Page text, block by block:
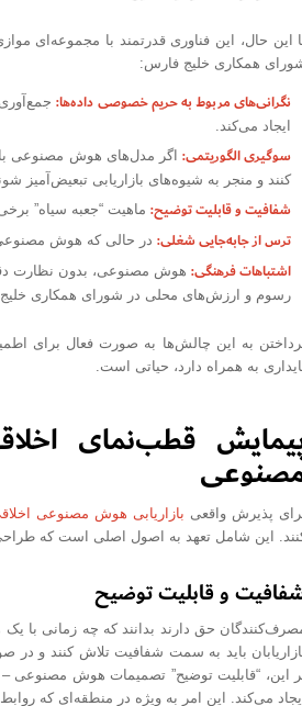
این حال، این فناوری قدرتمند با مجموعه‌ای
همکاری خلیج فارس:
نگرانی‌های مربوط به حریم خصوصی داده‌ها:
ایجاد می‌کند.
سوگیری الگوریتمی:اگر مدل‌های هوش مصنوعی با
کنند و منجر به شیوه‌های بازاریابی تبعیض‌آمیز
شفافیت و قابلیت توضیح:ماهیت “جعبه سیاه”
ترس از جابه‌جایی شغلی:در حالی که هوش مصنوعی
اشتباهات فرهنگی:هوش مصنوعی، بدون نظارت
رسوم و ارزش‌های محلی در شورای همکاری
به این چالش‌ها به صورت فعال برای
به همراه دارد، حیاتی است.
قطب‌نمای
پذیرش واقعی بازاریابی هوش مصنوعی
این شامل تعهد به اصول اصلی است که
و قابلیت توضیح
حق دارند بدانند که چه زمانی با
باید به سمت شفافیت تلاش کنند
این، “قابلیت توضیح” تصمیمات هوش مصنوعی –
ایجاد می‌کند. این امر به ویژه در منطقه‌ای که